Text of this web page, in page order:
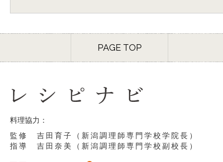
PAGE TOP
料理協力：
監修 吉田育子（新潟調理師専門学校学院長）
指導 吉田奈美（新潟調理師専門学校副校長）